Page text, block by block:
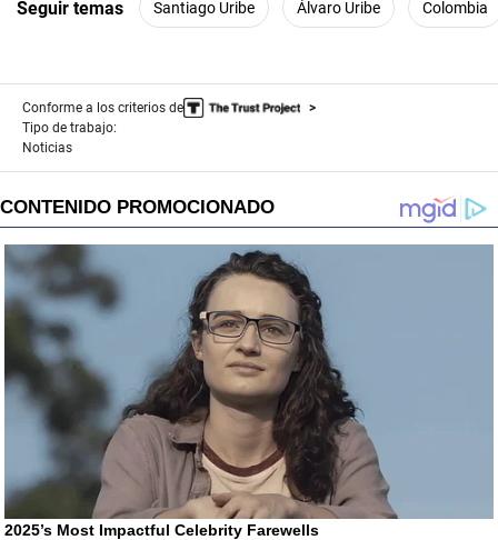
Seguir temas Santiago Uribe Álvaro Uribe Colombia
Conforme a los criterios de
Tipo de trabajo:
Noticias